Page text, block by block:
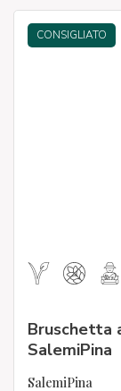
CONSIGLIATO
Bruschetta
SalemiPina
SalemiPina